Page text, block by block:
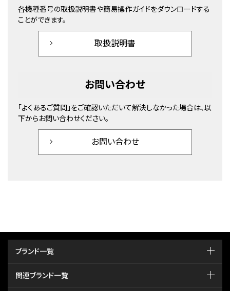
各機種番号の取扱説明書や簡易操作ガイドをダウンロードする
ことができます。
取扱説明書
お問い合わせ
「よくあるご質問」をご確認いただいて解決しなかった場合は、以
下からお問い合わせください。
お問い合わせ
ブランド一覧
関連ブランド一覧